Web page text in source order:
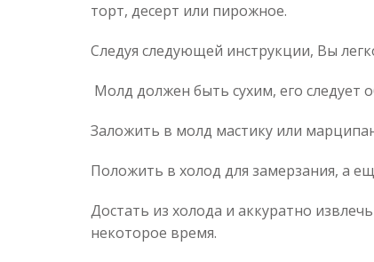
торт, десерт или пирожное.
Следуя следующей инструкции, Вы
Молд должен быть сухим, его следует
Заложить в молд мастику или
Положить в холод для замерзания, а
Достать из холода и аккуратно
некоторое время.